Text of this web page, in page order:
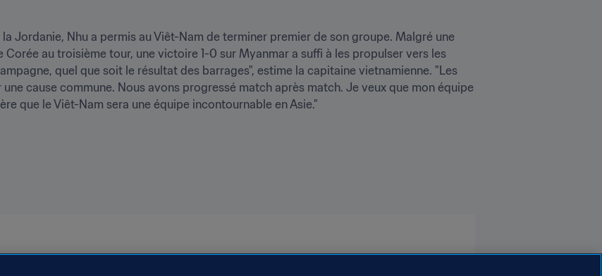
Jordanie, Nhu a permis au Viêt-Nam de terminer premier de son groupe. Malgré une
au troisième tour, une victoire 1-0 sur Myanmar a suffi à les propulser vers les
quel que soit le résultat des barrages", estime la capitaine vietnamienne. "Les
cause commune. Nous avons progressé match après match. Je veux que mon équipe
que le Viêt-Nam sera une équipe incontournable en Asie."